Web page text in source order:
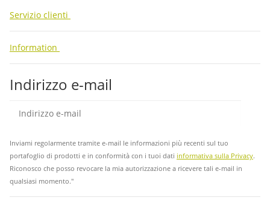
Servizio clienti
Information
Indirizzo e-mail
Inviami regolarmente tramite e-mail le informazioni più recenti sul tuo
portafoglio di prodotti e in conformità con i tuoi dati informativa sulla Privacy.
Riconosco che posso revocare la mia autorizzazione a ricevere tali e-mail in
qualsiasi momento."